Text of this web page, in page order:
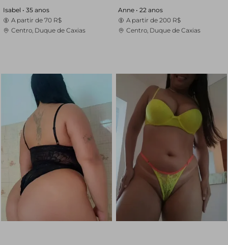
Isabel • 35 anos
A partir de 70 R$
Centro, Duque de Caxias
Anne • 22 anos
A partir de 200 R$
Centro, Duque de Caxias